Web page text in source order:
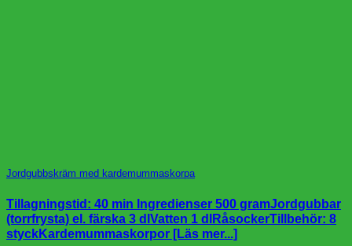
Jordgubbskräm med kardemummaskorpa
Tillagningstid: 40 min Ingredienser 500 gramJordgubbar
(torrfrysta) el. färska 3 dlVatten 1 dlRåsockerTillbehör: 8
styckKardemummaskorpor [Läs mer...]